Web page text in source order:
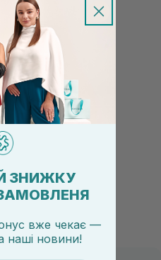
ЗНИЖКУ
вже чекає —
наші новини!